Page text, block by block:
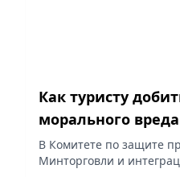
Как туристу
морального вреда
В Комитете по защите
Минторговли и